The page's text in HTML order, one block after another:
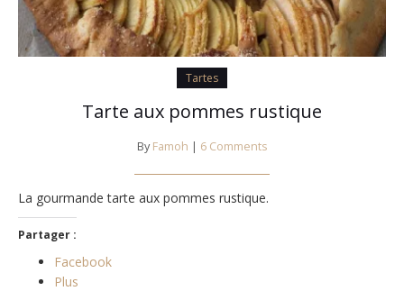
Tartes
Tarte aux pommes rustique
By Famoh | 6 Comments
La gourmande tarte aux pommes rustique.
Partager :
Facebook
Plus